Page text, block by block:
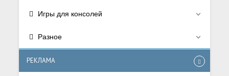
Игры для консолей
Разное
РЕКЛАМА